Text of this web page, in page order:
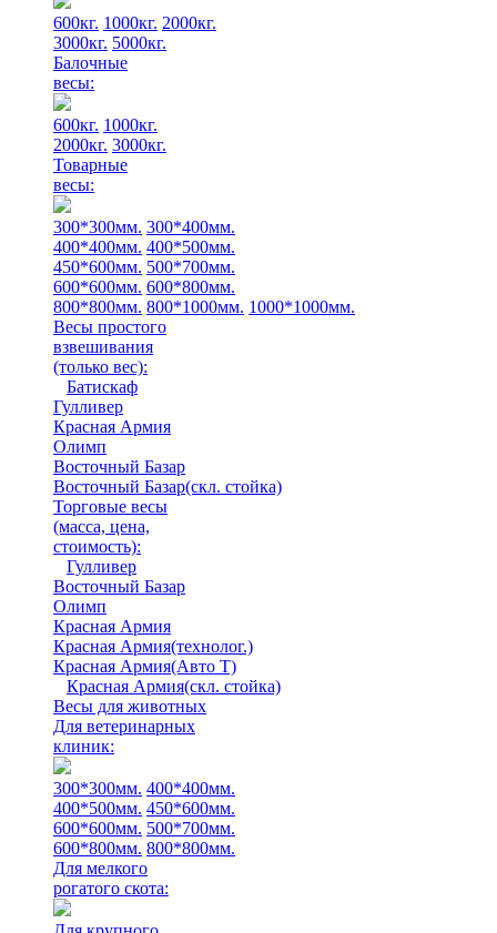
600кг. 1000кг. 2000кг.
3000кг. 5000кг.
Балочные
весы:
600кг. 1000кг.
2000кг. 3000кг.
Товарные
весы:
300*300мм. 300*400мм.
400*400мм. 400*500мм.
450*600мм. 500*700мм.
600*600мм. 600*800мм.
800*800мм. 800*1000мм. 1000*1000мм.
Весы простого
взвешивания
(только вес):
Батискаф
Гулливер
Красная Армия
Олимп
Восточный Базар
Восточный Базар(скл. стойка)
Торговые весы
(масса, цена,
стоимость):
Гулливер
Восточный Базар
Олимп
Красная Армия
Красная Армия(технолог.)
Красная Армия(Авто Т)
Красная Армия(скл. стойка)
Весы для животных
Для ветеринарных
клиник:
300*300мм. 400*400мм.
400*500мм. 450*600мм.
600*600мм. 500*700мм.
600*800мм. 800*800мм.
Для мелкого
рогатого скота: